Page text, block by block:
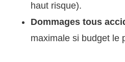
haut risque).
Dommages tous
maximale si budget le